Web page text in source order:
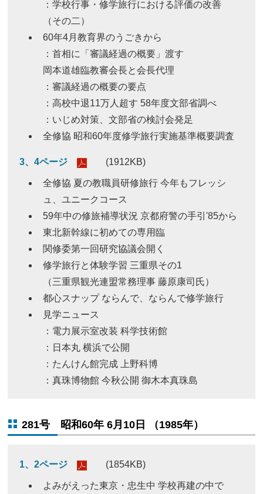
：学校行事・修学旅行における評価の改善
（その二）
60年4月教育界のうごきから
：首相に「審議経過の概要」渡す
岡本道雄臨教審会長と会長代理
：審議経過の概要の要点
：高校中退11万人超す 58年度文部省調べ
：いじめ対策、文部省の検討会発足
全修協 昭和60年度修学旅行実施基準概要調査
3、4ページ (1912KB)
全修協 夏の教職員研修旅行 今年もフレッシ
ュ、ユニークコース
59年中の修旅補導状況 京都府警の手引'85から
東北新幹線に初めての専用臨
関修委第一回研究協議会開く
修学旅行と体験学習 三重県その1
（三重県観光連盟常務理事 藤原康司氏）
都心スナップ ならんで、ならんで修学旅行
見学ニュース
：電力展示室改装 科学技術館
：日本丸 横浜で公開
：たんけん館完成 上野科博
：真珠博物館 今秋公開 御木本真珠島
281号 昭和60年 6月10日 （1985年）
1、2ページ (1854KB)
よみがえった東京・忠生中 学校再建の中で